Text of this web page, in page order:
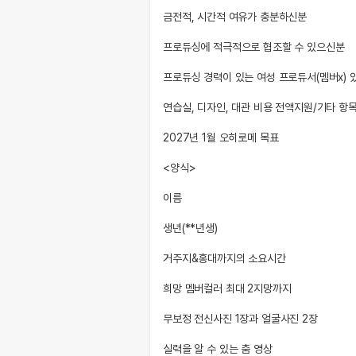
금전적, 시간적 여유가 충분하신분
프로듀싱에 적극적으로 협조할 수 있으신분
프로듀싱 경력이 있는 여성 프로듀서(멤버x)
연습실, 디자인, 대관 비용 전액지원/기타 항
2027년 1월 오히로메 목표
<양식>
이름
생년(**년생)
거주지&홍대까지의 소요시간
희망 멤버컬러 최대 2지망까지
무보정 전신사진 1장과 얼굴사진 2장
실력을 알 수 있는 춤 영상